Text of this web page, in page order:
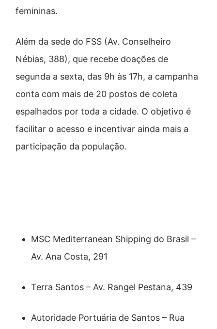
femininas.
Além da sede do FSS (Av. Conselheiro
Nébias, 388), que recebe doações de
segunda a sexta, das 9h às 17h, a campanha
conta com mais de 20 postos de coleta
espalhados por toda a cidade. O objetivo é
facilitar o acesso e incentivar ainda mais a
participação da população.
MSC Mediterranean Shipping do Brasil –
Av. Ana Costa, 291
Terra Santos – Av. Rangel Pestana, 439
Autoridade Portuária de Santos – Rua